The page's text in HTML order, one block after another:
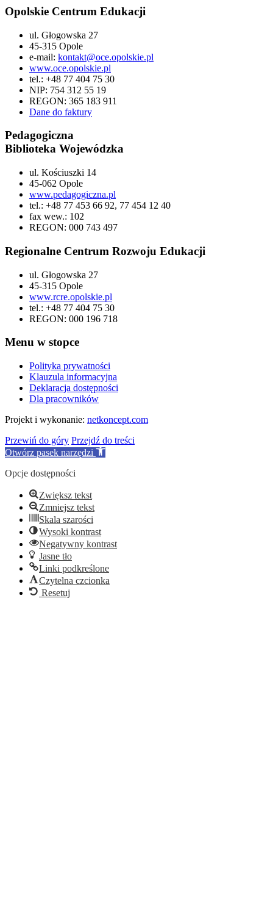
Opolskie Centrum Edukacji
ul. Głogowska 27
45-315 Opole
e-mail: kontakt@oce.opolskie.pl
www.oce.opolskie.pl
tel.: +48 77 404 75 30
NIP: 754 312 55 19
REGON: 365 183 911
Dane do faktury
Pedagogiczna
Biblioteka Wojewódzka
ul. Kościuszki 14
45-062 Opole
www.pedagogiczna.pl
tel.: +48 77 453 66 92, 77 454 12 40
fax wew.: 102
REGON: 000 743 497
Regionalne Centrum Rozwoju Edukacji
ul. Głogowska 27
45-315 Opole
www.rcre.opolskie.pl
tel.: +48 77 404 75 30
REGON: 000 196 718
Menu w stopce
Polityka prywatności
Klauzula informacyjna
Deklaracja dostępności
Dla pracowników
Projekt i wykonanie: netkoncept.com
Przewiń do góry Przejdź do treści
Otwórz pasek narzędzi
Opcje dostępności
Zwiększ tekst
Zmniejsz tekst
Skala szarości
Wysoki kontrast
Negatywny kontrast
Jasne tło
Linki podkreślone
Czytelna czcionka
Resetuj